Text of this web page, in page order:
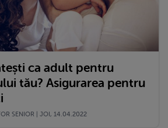
ca adult pentru
tău? Asigurarea pentru
SENIOR | JOI, 14.04.2022